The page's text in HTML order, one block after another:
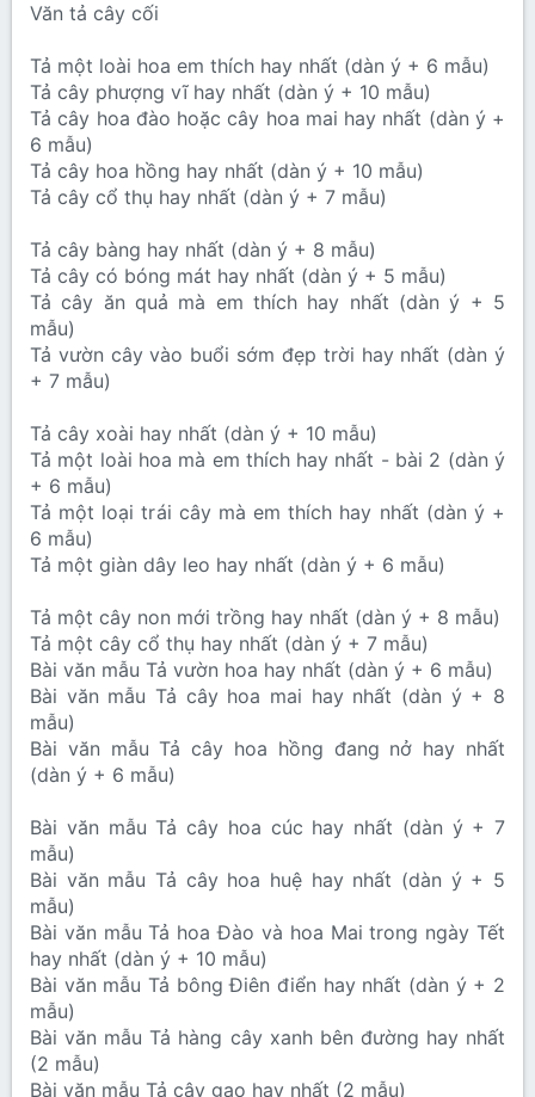
Văn tả cây cối
Tả một loài hoa em thích hay nhất (dàn ý + 6 mẫu)
Tả cây phượng vĩ hay nhất (dàn ý + 10 mẫu)
Tả cây hoa đào hoặc cây hoa mai hay nhất (dàn ý +
6 mẫu)
Tả cây hoa hồng hay nhất (dàn ý + 10 mẫu)
Tả cây cổ thụ hay nhất (dàn ý + 7 mẫu)
Tả cây bàng hay nhất (dàn ý + 8 mẫu)
Tả cây có bóng mát hay nhất (dàn ý + 5 mẫu)
Tả cây ăn quả mà em thích hay nhất (dàn ý + 5
mẫu)
Tả vườn cây vào buổi sớm đẹp trời hay nhất (dàn ý
+ 7 mẫu)
Tả cây xoài hay nhất (dàn ý + 10 mẫu)
Tả một loài hoa mà em thích hay nhất - bài 2 (dàn ý
+ 6 mẫu)
Tả một loại trái cây mà em thích hay nhất (dàn ý +
6 mẫu)
Tả một giàn dây leo hay nhất (dàn ý + 6 mẫu)
Tả một cây non mới trồng hay nhất (dàn ý + 8 mẫu)
Tả một cây cổ thụ hay nhất (dàn ý + 7 mẫu)
Bài văn mẫu Tả vườn hoa hay nhất (dàn ý + 6 mẫu)
Bài văn mẫu Tả cây hoa mai hay nhất (dàn ý + 8
mẫu)
Bài văn mẫu Tả cây hoa hồng đang nở hay nhất
(dàn ý + 6 mẫu)
Bài văn mẫu Tả cây hoa cúc hay nhất (dàn ý + 7
mẫu)
Bài văn mẫu Tả cây hoa huệ hay nhất (dàn ý + 5
mẫu)
Bài văn mẫu Tả hoa Đào và hoa Mai trong ngày Tết
hay nhất (dàn ý + 10 mẫu)
Bài văn mẫu Tả bông Điên điển hay nhất (dàn ý + 2
mẫu)
Bài văn mẫu Tả hàng cây xanh bên đường hay nhất
(2 mẫu)
Bài văn mẫu Tả cây gạo hay nhất (2 mẫu)